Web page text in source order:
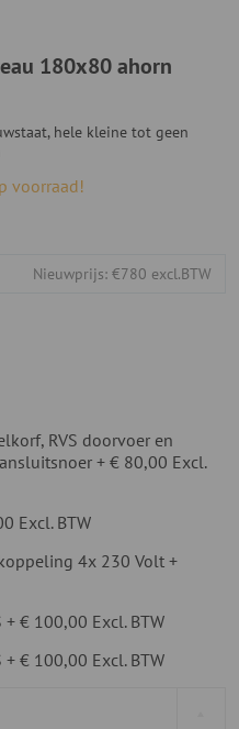
180x80 ahorn
hele kleine tot geen
voorraad!
Nieuwprijs: €780 excl.BTW
RVS doorvoer en
+ € 80,00 Excl.
Excl. BTW
4x 230 Volt +
+ € 100,00 Excl. BTW
+ € 100,00 Excl. BTW